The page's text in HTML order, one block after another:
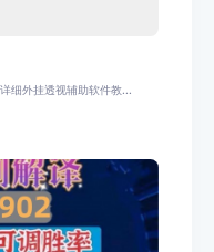
细外挂透视辅助软件教...